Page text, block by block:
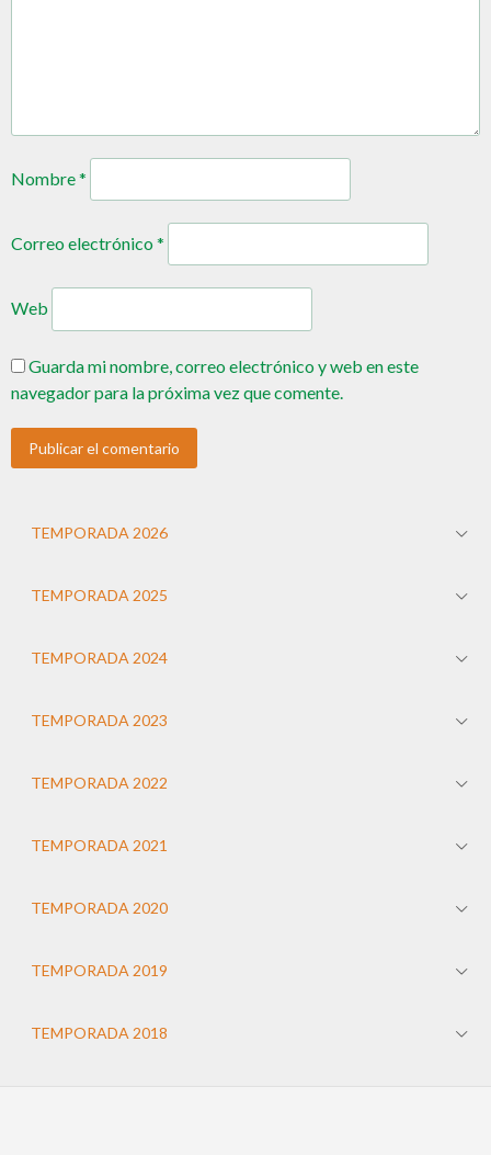
Nombre*
Correo electrónico*
Web
Guarda mi nombre, correo electrónico y web en este
navegador para la próxima vez que comente.
TEMPORADA 2026
TEMPORADA 2025
TEMPORADA 2024
TEMPORADA 2023
TEMPORADA 2022
TEMPORADA 2021
TEMPORADA 2020
TEMPORADA 2019
TEMPORADA 2018